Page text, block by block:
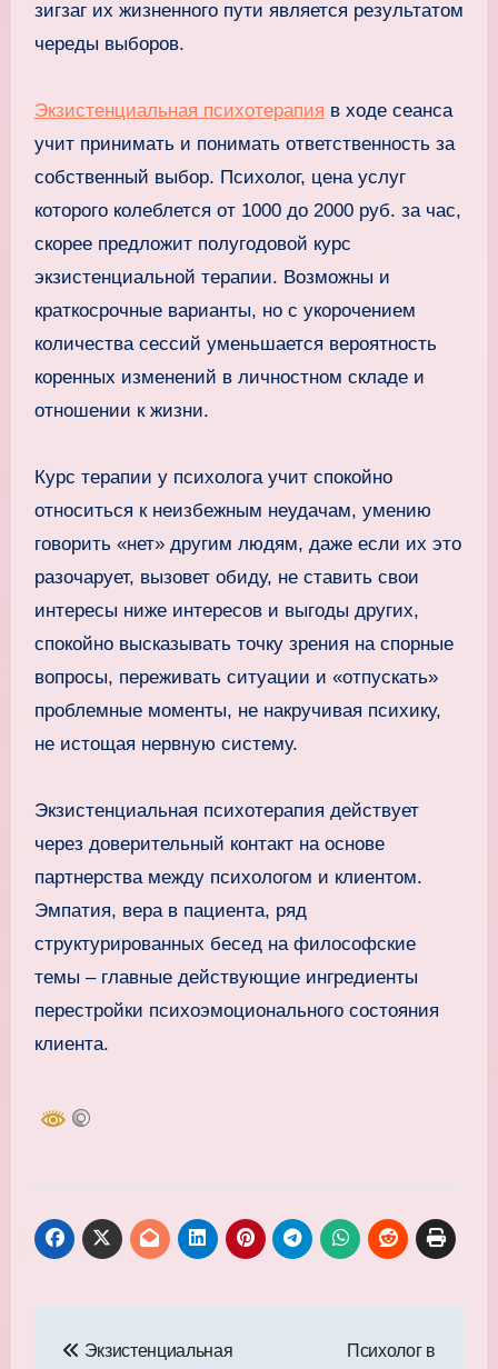
зигзаг их жизненного пути является результатом
череды выборов.
Экзистенциальная психотерапия в ходе сеанса
учит принимать и понимать ответственность за
собственный выбор. Психолог, цена услуг
которого колеблется от 1000 до 2000 руб. за час,
скорее предложит полугодовой курс
экзистенциальной терапии. Возможны и
краткосрочные варианты, но с укорочением
количества сессий уменьшается вероятность
коренных изменений в личностном складе и
отношении к жизни.
Курс терапии у психолога учит спокойно
относиться к неизбежным неудачам, умению
говорить «нет» другим людям, даже если их это
разочарует, вызовет обиду, не ставить свои
интересы ниже интересов и выгоды других,
спокойно высказывать точку зрения на спорные
вопросы, переживать ситуации и «отпускать»
проблемные моменты, не накручивая психику,
не истощая нервную систему.
Экзистенциальная психотерапия действует
через доверительный контакт на основе
партнерства между психологом и клиентом.
Эмпатия, вера в пациента, ряд
структурированных бесед на философские
темы – главные действующие ингредиенты
перестройки психоэмоционального состояния
клиента.
Экзистенциальная Психолог в